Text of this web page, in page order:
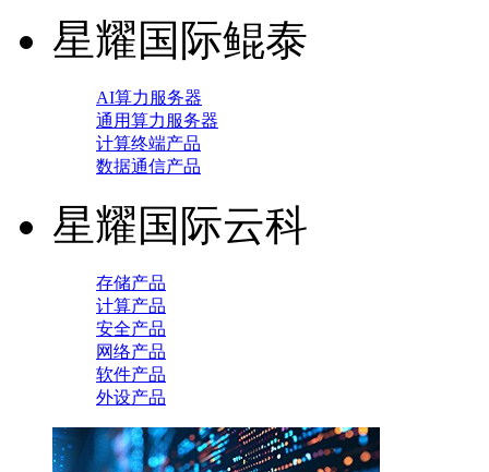
星耀国际鲲泰
AI算力服务器
通用算力服务器
计算终端产品
数据通信产品
星耀国际云科
存储产品
计算产品
安全产品
网络产品
软件产品
外设产品